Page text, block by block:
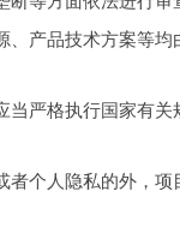
产品技术方案等均
严格执行国家有关
个人隐私的外，项